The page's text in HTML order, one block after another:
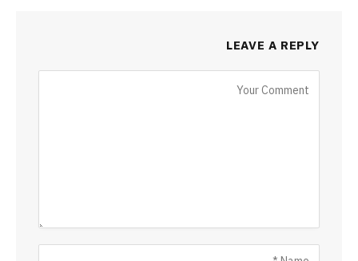
LEAVE A REPLY